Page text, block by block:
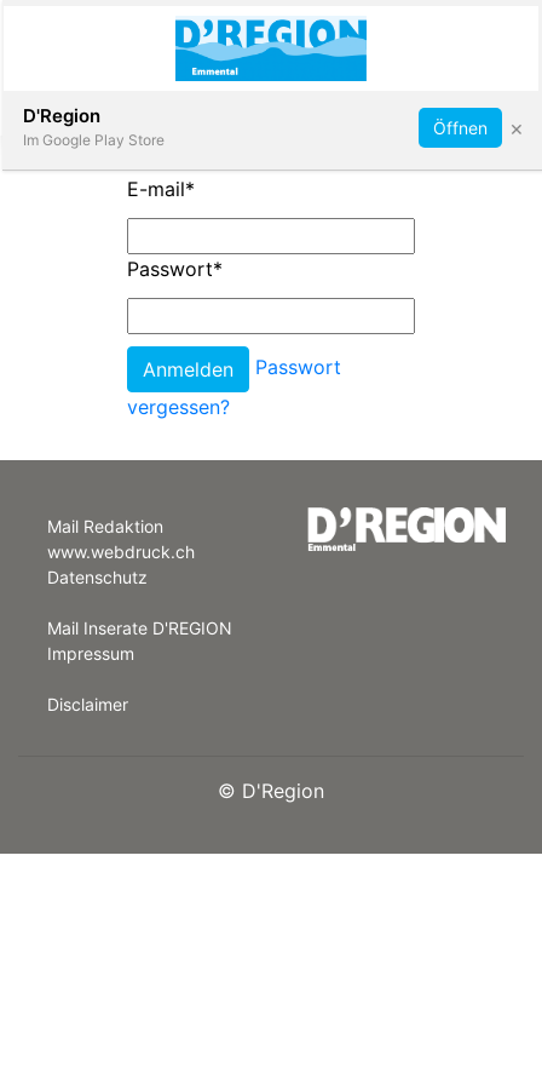
App
Abonnieren
E-mail*
Passwort*
Passwort
vergessen?
Mail Redaktion
www.webdruck.ch
Datenschutz
Mail Inserate D'REGION
Impressum
Disclaimer
© D'Region
D'Region
Im Google Play Store
Öffnen ×